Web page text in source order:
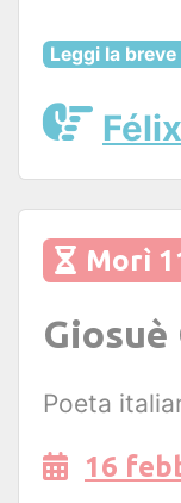
Leggi la
Morì
Giosuè
Poeta
16